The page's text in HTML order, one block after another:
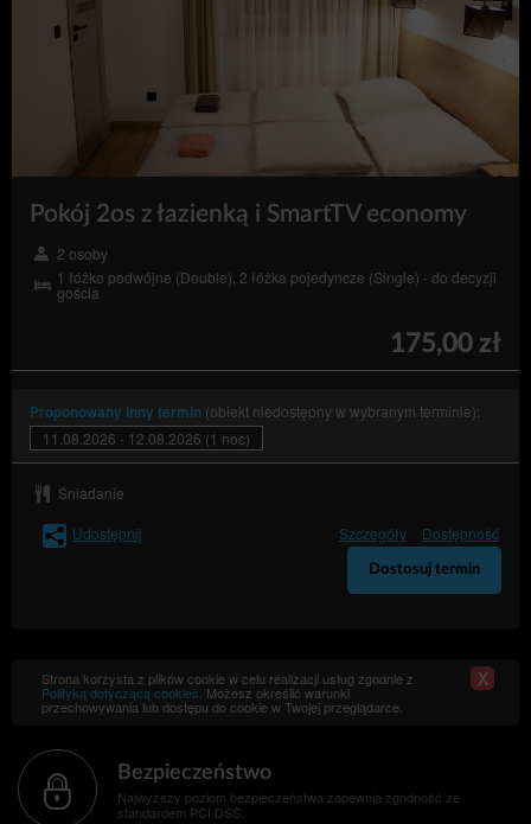
Pokój 2os z łazienką i SmartTV economy
2 osoby
1 łóżko podwójne (Double), 2 łóżka pojedyncze (Single) - do decyzji
gościa
175,00 zł
Proponowany inny termin (obiekt niedostępny w wybranym terminie):
11.08.2026 - 12.08.2026 (1 noc)
Śniadanie
Udostępnij
Szczegóły Dostępność
Dostosuj termin
Strona korzysta z plików cookie w celu realizacji usług zgodnie z
Polityką dotyczącą cookies . Możesz określić warunki
przechowywania lub dostępu do cookie w Twojej przeglądarce.
X
Bezpieczeństwo
Najwyższy poziom bezpieczeństwa zapewnia zgodność ze
standardem PCI DSS.